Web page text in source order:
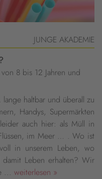
JUNGE AKADEMIE
8 bis 12 Jahren und
haltbar und überall zu
Handys, Supermärkten
auch hier: als Müll in
im Meer … . Wo ist
in unserem Leben, wo
Leben erhalten? Wir
... weiterlesen »